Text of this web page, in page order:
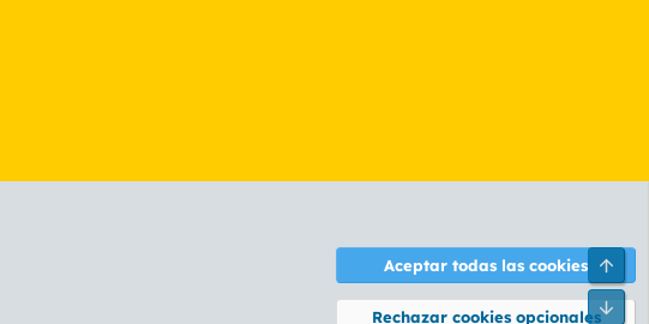
Ayuda
Aceptar todas las cookies
Rechazar cookies opcionales
Pie